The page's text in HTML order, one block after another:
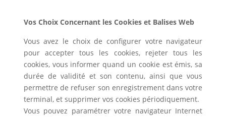
Vos Choix Concernant les Cookies et Balises Web
Vous avez le choix de configurer votre navigateur
pour accepter tous les cookies, rejeter tous les
cookies, vous informer quand un cookie est émis, sa
durée de validité et son contenu, ainsi que vous
permettre de refuser son enregistrement dans votre
terminal, et supprimer vos cookies périodiquement.
Vous pouvez paramétrer votre navigateur Internet